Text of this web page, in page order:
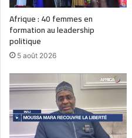
Afrique : 40 femmes en
formation au leadership
politique
5 août 2026